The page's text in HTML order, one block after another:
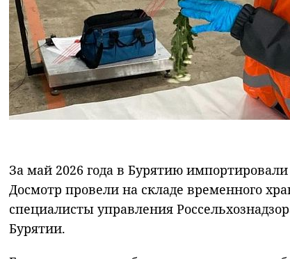
За май 2026 года в Бурятию
Досмотр провели на складе временного
специалисты управления
Бурятии.